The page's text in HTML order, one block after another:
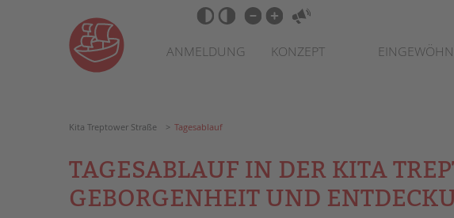
Barrierefrei-
Einstellungen
überspringen
ANMELDUNG KONZEPT
Kita Treptower Straße Tagesablauf
TAGESABLAUF IN DER KITA
EBORGENHEIT UND